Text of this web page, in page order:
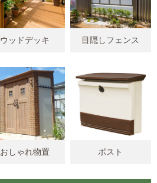
ウッドデッキ 目隠しフェンス
おしゃれ物置 ポスト